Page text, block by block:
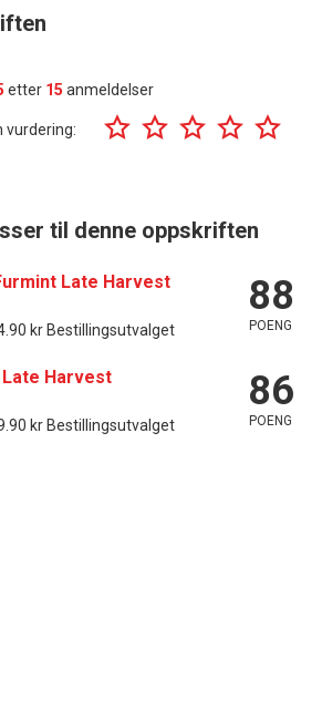
etter 15 anmeldelser
vurdering:
til denne oppskriften
Late Harvest
kr Bestillingsutvalget
88
POENG
Harvest
kr Bestillingsutvalget
86
POENG